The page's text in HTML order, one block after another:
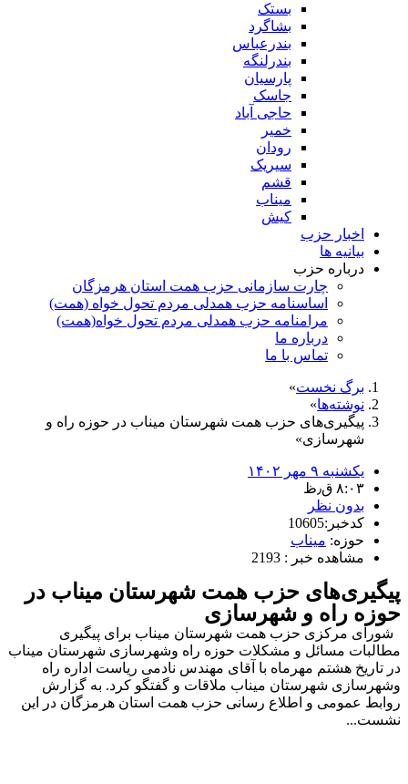
بستک
بشاگرد
بندرعباس
بندرلنگه
پارسیان
جاسک
حاجی آباد
خمیر
رودان
سیریک
قشم
میناب
کیش
اخبار حزب
بیانیه ها
درباره حزب
چارت سازمانی حزب همت استان هرمزگان
اساسنامه حزب همدلی مردم تحول خواه (همت)
مرامنامه حزب همدلی مردم تحول خواه(همت)
درباره ما
تماس با ما
برگ نخست
نوشته‌ها
پیگیری‌های حزب همت شهرستان میناب در حوزه راه و
شهرسازی
یکشنبه ۹ مهر ۱۴۰۲
۸:۰۳ ق٫ظ
بدون نظر
کدخبر:10605
حوزه: میناب
مشاهده خبر : 2193
پیگیری‌های حزب همت شهرستان میناب در
حوزه راه و شهرسازی
شورای مرکزی حزب همت شهرستان میناب برای پیگیری
مطالبات مسائل و مشکلات حوزه راه وشهرسازی شهرستان میناب
در تاریخ هشتم مهرماه با آقای مهندس نادمی ریاست اداره راه
وشهرسازی شهرستان میناب ملاقات و گفتگو کرد. به گزارش
روابط عمومی و اطلاع رسانی حزب همت استان هرمزگان در این
نشست...